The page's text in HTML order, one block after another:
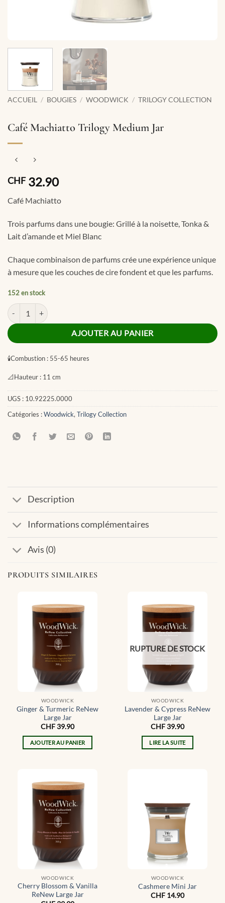
ACCUEIL / BOUGIES / WOODWICK / TRILOGY COLLECTION
Café Machiatto Trilogy Medium Jar
CHF32.90
Café Machiatto
Trois parfums dans une bougie: Grillé à la noisette, Tonka &
Lait d’amande et Miel Blanc
Chaque combinaison de parfums crée une expérience unique
à mesure que les couches de cire fondent et que les parfums.
152 en stock
quantité de Café Machiatto Trilogy Medium Jar
AJOUTER AU PANIER
🕯Combustion : 55-65 heures
📐Hauteur : 11 cm
UGS : 10.92225.0000
Catégories :Woodwick, Trilogy Collection
Description
Informations complémentaires
Avis (0)
PRODUITS SIMILAIRES
WOODWICK
Ginger & Turmeric ReNew
Large Jar
CHF39.90
AJOUTER AU PANIER
RUPTURE DE STOCK
WOODWICK
Lavender & Cypress ReNew
Large Jar
CHF39.90
LIRE LA SUITE
WOODWICK
Cherry Blossom & Vanilla
ReNew Large Jar
WOODWICK
Cashmere Mini Jar
CHF 14.90